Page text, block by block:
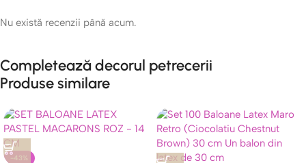
Nu există recenzii până acum.
Completează decorul petrecerii
Produse similare
-43%